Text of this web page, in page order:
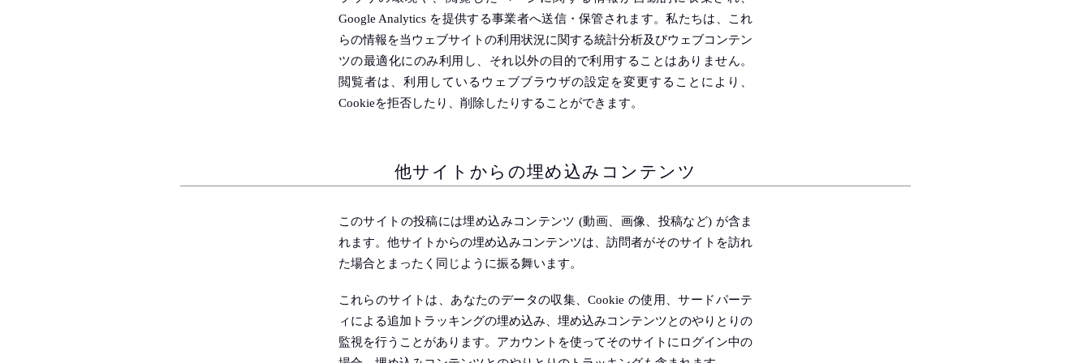
Google Analytics を提供する事業者へ送信・保管されます。私たちは、これ
らの情報を当ウェブサイトの利用状況に関する統計分析及びウェブコンテン
ツの最適化にのみ利用し、それ以外の目的で利用することはありません。
閲覧者は、利用しているウェブブラウザの設定を変更することにより、
Cookieを拒否したり、削除したりすることができます。
他サイトからの埋め込みコンテンツ
このサイトの投稿には埋め込みコンテンツ (動画、画像、投稿など) が含ま
れます。他サイトからの埋め込みコンテンツは、訪問者がそのサイトを訪れ
た場合とまったく同じように振る舞います。
これらのサイトは、あなたのデータの収集、Cookie の使用、サードパーテ
ィによる追加トラッキングの埋め込み、埋め込みコンテンツとのやりとりの
監視を行うことがあります。アカウントを使ってそのサイトにログイン中の